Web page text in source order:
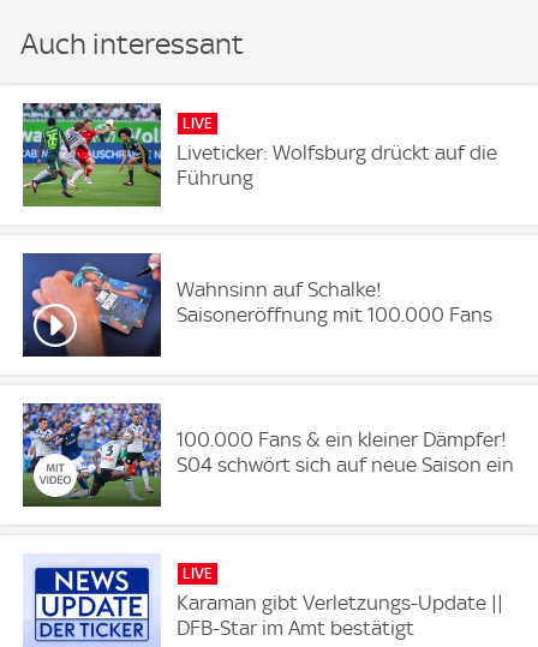
Auch interessant
LIVE
Liveticker: Wolfsburg drückt auf die
Führung
Wahnsinn auf Schalke!
Saisoneröffnung mit 100.000 Fans
100.000 Fans & ein kleiner Dämpfer!
S04 schwört sich auf neue Saison ein
LIVE
Karaman gibt Verletzungs-Update ||
DFB-Star im Amt bestätigt